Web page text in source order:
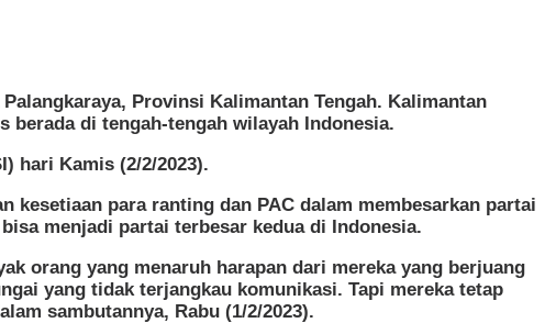
Provinsi Kalimantan Tengah. Kalimantan
berada di tengah-tengah wilayah Indonesia.
hari Kamis (2/2/2023).
kesetiaan para ranting dan PAC dalam membesarkan partai
menjadi partai terbesar kedua di Indonesia.
orang yang menaruh harapan dari mereka yang berjuang
yang tidak terjangkau komunikasi. Tapi mereka tetap
sambutannya, Rabu (1/2/2023).